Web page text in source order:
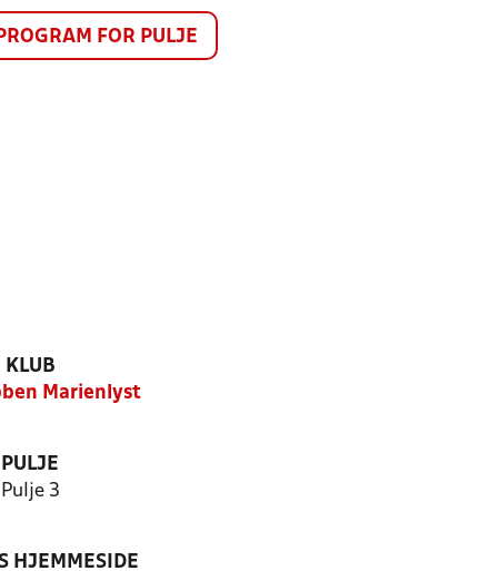
FOR PULJE
KLUB
Marienlyst
PULJE
Pulje 3
HJEMMESIDE